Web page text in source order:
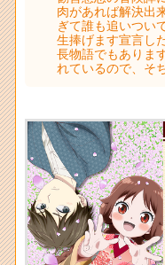
肉があれば解決出
ぎて誰も追いつい
生捧げます宣言し
長物語でもありま
れているので、そ